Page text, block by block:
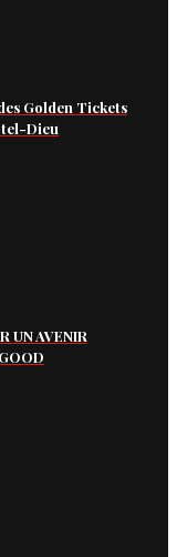
Golden Tickets
Dieu
UN AVENIR